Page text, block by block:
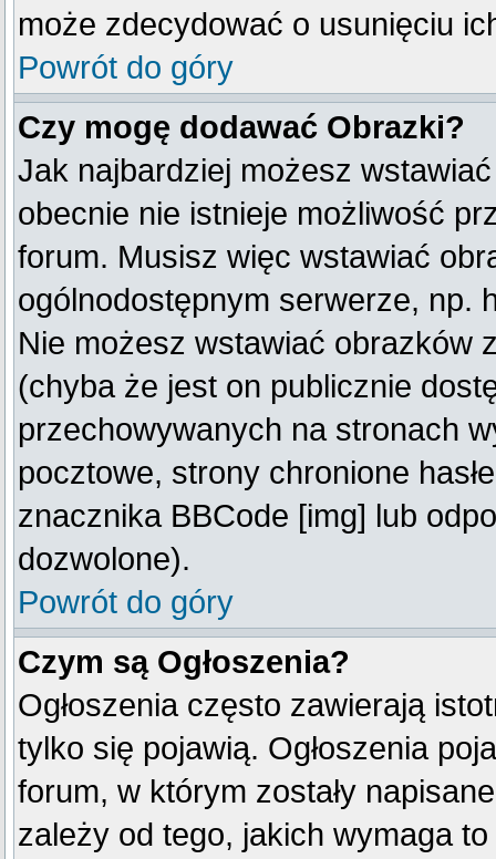
może zdecydować o usunięciu
Powrót do góry
Czy mogę dodawać Obrazki?
Jak najbardziej możesz
obecnie nie istnieje możliwość
forum. Musisz więc wstawiać
ogólnodostępnym serwerze, np.
Nie możesz wstawiać obrazków
(chyba że jest on publicznie
przechowywanych na stronach
pocztowe, strony chronione
znacznika BBCode [img] lub
dozwolone).
Powrót do góry
Czym są Ogłoszenia?
Ogłoszenia często zawierają
tylko się pojawią. Ogłoszenia
forum, w którym zostały
zależy od tego, jakich wymaga